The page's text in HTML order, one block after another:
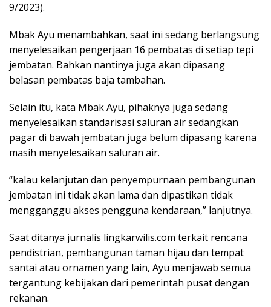
9/2023).
Mbak Ayu menambahkan, saat ini sedang berlangsung
menyelesaikan pengerjaan 16 pembatas di setiap tepi
jembatan. Bahkan nantinya juga akan dipasang
belasan pembatas baja tambahan.
Selain itu, kata Mbak Ayu, pihaknya juga sedang
menyelesaikan standarisasi saluran air sedangkan
pagar di bawah jembatan juga belum dipasang karena
masih menyelesaikan saluran air.
“kalau kelanjutan dan penyempurnaan pembangunan
jembatan ini tidak akan lama dan dipastikan tidak
mengganggu akses pengguna kendaraan,” lanjutnya.
Saat ditanya jurnalis lingkarwilis.com terkait rencana
pendistrian, pembangunan taman hijau dan tempat
santai atau ornamen yang lain, Ayu menjawab semua
tergantung kebijakan dari pemerintah pusat dengan
rekanan.